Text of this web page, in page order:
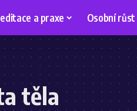
a praxe Osobní růst
těla